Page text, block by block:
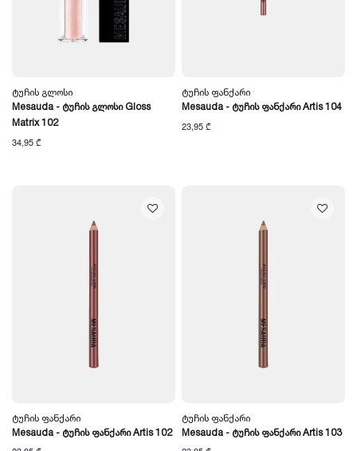
Ტუჩის Გლოსი
Mesauda - Ტუჩის Გლოსი Gloss
Matrix 102
34,95 ₾
Ტუჩის Ფანქარი
Mesauda - Ტუჩის Ფანქარი Artis 104
23,95 ₾
Ტუჩის Ფანქარი
Mesauda - Ტუჩის Ფანქარი Artis 102
Ტუჩის Ფანქარი
Mesauda - Ტუჩის Ფანქარი Artis 103